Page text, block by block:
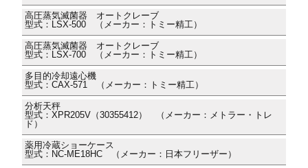
高圧蒸気滅菌器 オートクレーブ
型式：LSX-500 （メーカー：トミー精工）
高圧蒸気滅菌器 オートクレーブ
型式：LSX-700 （メーカー：トミー精工）
多目的冷却遠心機
型式：CAX-571 （メーカー：トミー精工）
分析天秤
型式：XPR205V（30355412） （メーカー：メトラー・トレ
ド）
薬用冷蔵ショーケース
型式：NC-ME18HC （メーカー：日本フリーザー）